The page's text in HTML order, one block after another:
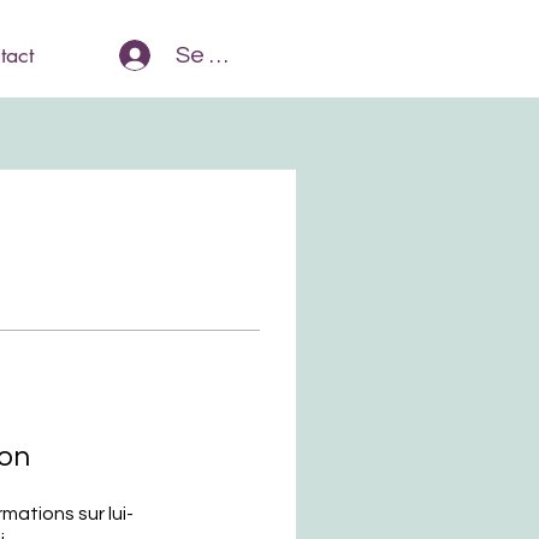
Se Connecter
sur lui-